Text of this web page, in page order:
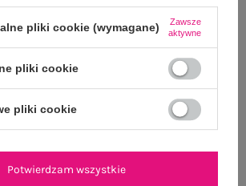
pliki cookie (wymagane)
Zawsze
aktywne
pliki cookie
pliki cookie
Potwierdzam wszystkie